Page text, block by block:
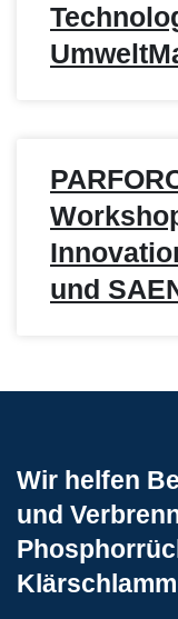
und
Wir helfen
und
Klärschlamm